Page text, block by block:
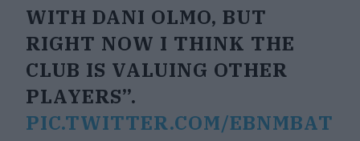
WITH DANI OLMO, BUT
RIGHT NOW I THINK THE
CLUB IS VALUING OTHER
PLAYERS”.
PIC.TWITTER.COM/EBNMBAT